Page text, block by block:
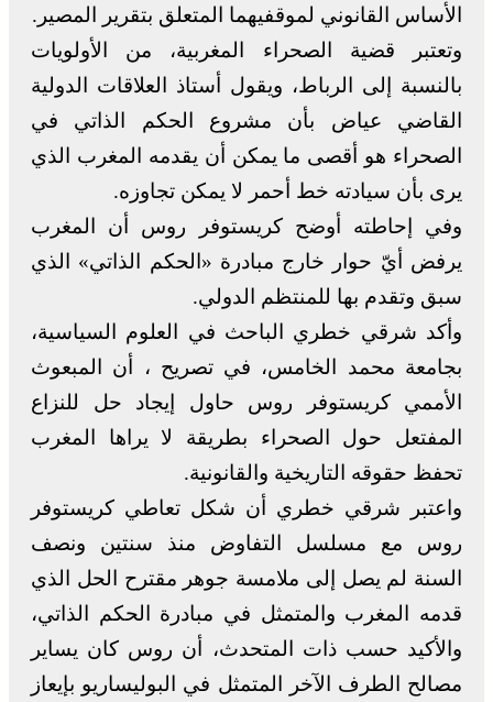
الأساس القانوني لموقفيهما المتعلق بتقرير المصير.
وتعتبر قضية الصحراء المغربية، من الأولويات
بالنسبة إلى الرباط، ويقول أستاذ العلاقات الدولية
القاضي عياض بأن مشروع الحكم الذاتي في
الصحراء هو أقصى ما يمكن أن يقدمه المغرب الذي
يرى بأن سيادته خط أحمر لا يمكن تجاوزه.
وفي إحاطته أوضح كريستوفر روس أن المغرب
يرفض أيّ حوار خارج مبادرة «الحكم الذاتي» الذي
سبق وتقدم بها للمنتظم الدولي.
وأكد شرقي خطري الباحث في العلوم السياسية،
بجامعة محمد الخامس، في تصريح ، أن المبعوث
الأممي كريستوفر روس حاول إيجاد حل للنزاع
المفتعل حول الصحراء بطريقة لا يراها المغرب
تحفظ حقوقه التاريخية والقانونية.
واعتبر شرقي خطري أن شكل تعاطي كريستوفر
روس مع مسلسل التفاوض منذ سنتين ونصف
السنة لم يصل إلى ملامسة جوهر مقترح الحل الذي
قدمه المغرب والمتمثل في مبادرة الحكم الذاتي،
والأكيد حسب ذات المتحدث، أن روس كان يساير
مصالح الطرف الآخر المتمثل في البوليساريو بإيعاز